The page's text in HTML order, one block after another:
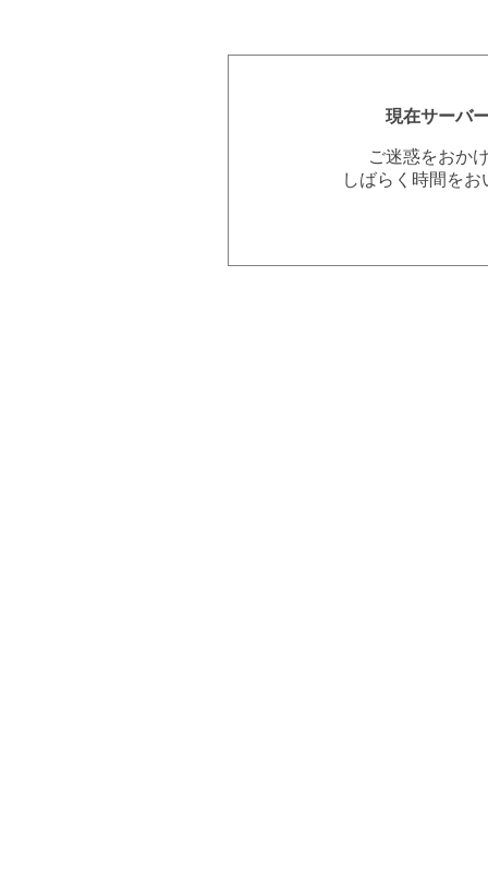
現在サーバ
ご迷惑をおか
しばらく時間を